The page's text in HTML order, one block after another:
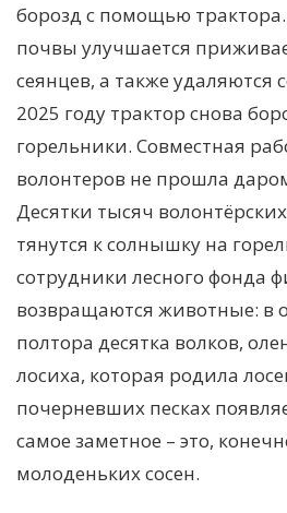
борозд с помощью
почвы улучшается
сеянцев, а также удаляются
2025 году трактор снова
горельники. Совместная
волонтеров не прошла
Десятки тысяч
тянутся к солнышку на
сотрудники лесного фонда
возвращаются животные: в
полтора десятка волков,
лосиха, которая родила
почерневших песках
самое заметное – это,
молоденьких сосен.